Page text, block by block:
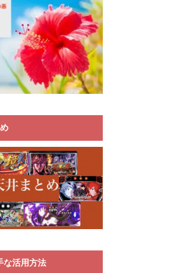
な活用方法